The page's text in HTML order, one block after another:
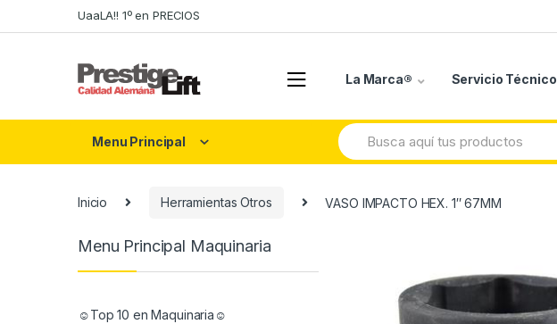
to
to
UaaLA!! 1º en PRECIOS
La Marca® Servicio Técnico
Menu Principal
Search
for:
Inicio Herramientas Otros VASO IMPACTO HEX. 1″ 67MM
Menu Principal Maquinaria
☺Top 10 en Maquinaria☺